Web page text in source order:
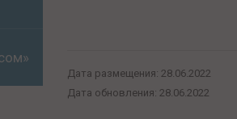
Дата размещения: 28.06.2022
Дата обновления: 28.06.2022